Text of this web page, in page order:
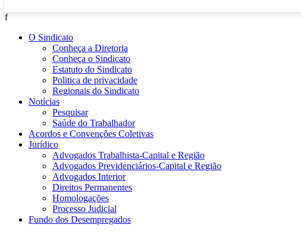
f
O Sindicato
Conheça a Diretoria
Conheça o Sindicato
Estatuto do Sindicato
Politica de privacidade
Regionais do Sindicato
Notícias
Pesquisar
Saúde do Trabalhador
Acordos e Convenções Coletivas
Jurídico
Advogados Trabalhista-Capital e Região
Advogados Previdenciários-Capital e Região
Advogados Interior
Direitos Permanentes
Homologações
Processo Judicial
Fundo dos Desempregados